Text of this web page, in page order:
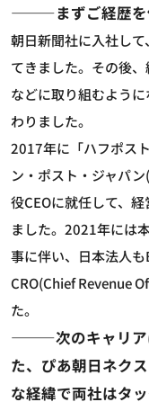
―――まずご経歴を
朝日新聞社に入社し
てきました。その後
などに取り組むよう
わりました。
2017年に「ハフポス
ン・ポスト・ジャパ
役CEOに就任して、
ました。2021年には
事に伴い、日本法人
CRO(Chief Revenue
た。
―――次のキャリア
た、ぴあ朝日ネク
な経緯で両社はタ